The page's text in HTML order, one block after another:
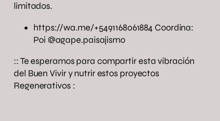
limitados.
https://wa.me/+5491168061884 Coordina:
Poi @agape.paisajismo
:: Te esperamos para compartir esta vibración
del Buen Vivir y nutrir estos proyectos
Regenerativos :